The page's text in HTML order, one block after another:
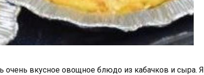
очень вкусное овощное блюдо из кабачков и сыра. Я